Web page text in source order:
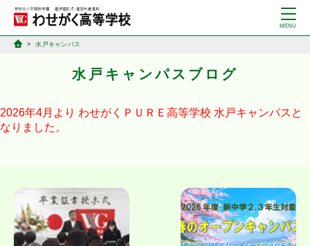
水戸キャンパス
水戸キャンパスブログ
2026年4月より わせがくＰＵＲＥ高等学校 水戸キャンパスと
なりました。